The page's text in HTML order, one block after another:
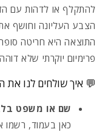
להתקלף או לדהות עם
הצבע העליונה וחושף
התוצאה היא חריטה
פרימיום יוקרתי שלא
💬 איך שולחים לנו את
שם או משפט
כאן בעמוד, רשמו